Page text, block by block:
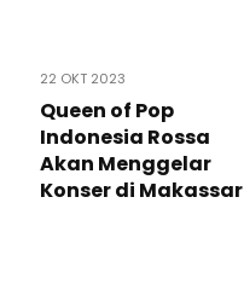
22 OKT 2023
Queen of Pop
Indonesia Rossa
Akan Menggelar
Konser di Makassar